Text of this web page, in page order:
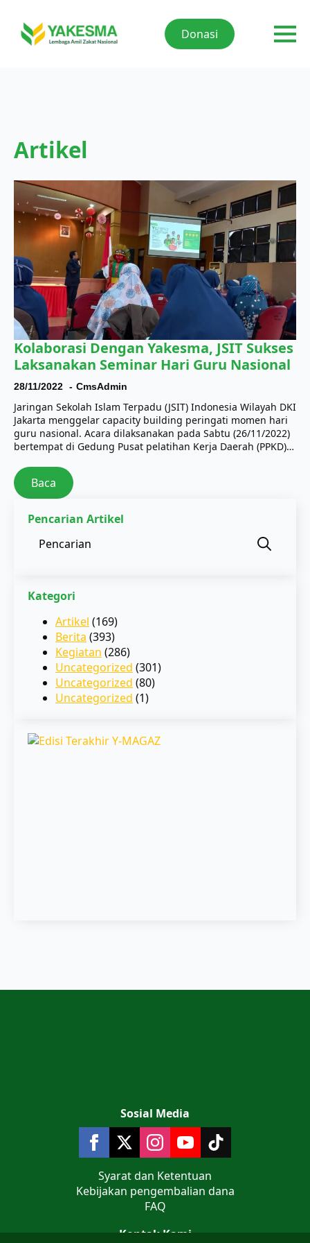
Donasi
Artikel
Kolaborasi Dengan Yakesma, JSIT Sukses
Laksanakan Seminar Hari Guru Nasional
28/11/2022 CmsAdmin
Jaringan Sekolah Islam Terpadu (JSIT) Indonesia Wilayah DKI
Jakarta menggelar capacity building peringati momen hari
guru nasional. Acara dilaksanakan pada Sabtu (26/11/2022)
bertempat di Gedung Pusat pelatihan Kerja Daerah (PPKD)…
Baca
Pencarian Artikel
Kategori
Artikel (169)
Berita (393)
Kegiatan (286)
Uncategorized (301)
Uncategorized (80)
Uncategorized (1)
Kontak Kami
Sosial Media
Syarat dan Ketentuan
Kebijakan pengembalian dana
FAQ